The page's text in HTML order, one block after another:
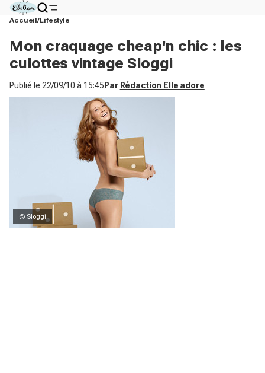
Accueil Lifestyle
Mon craquage cheap'n chic : les
culottes vintage Sloggi
Publié le 22/09/10 à 15:45 Par Rédaction Elle adore
© Sloggi